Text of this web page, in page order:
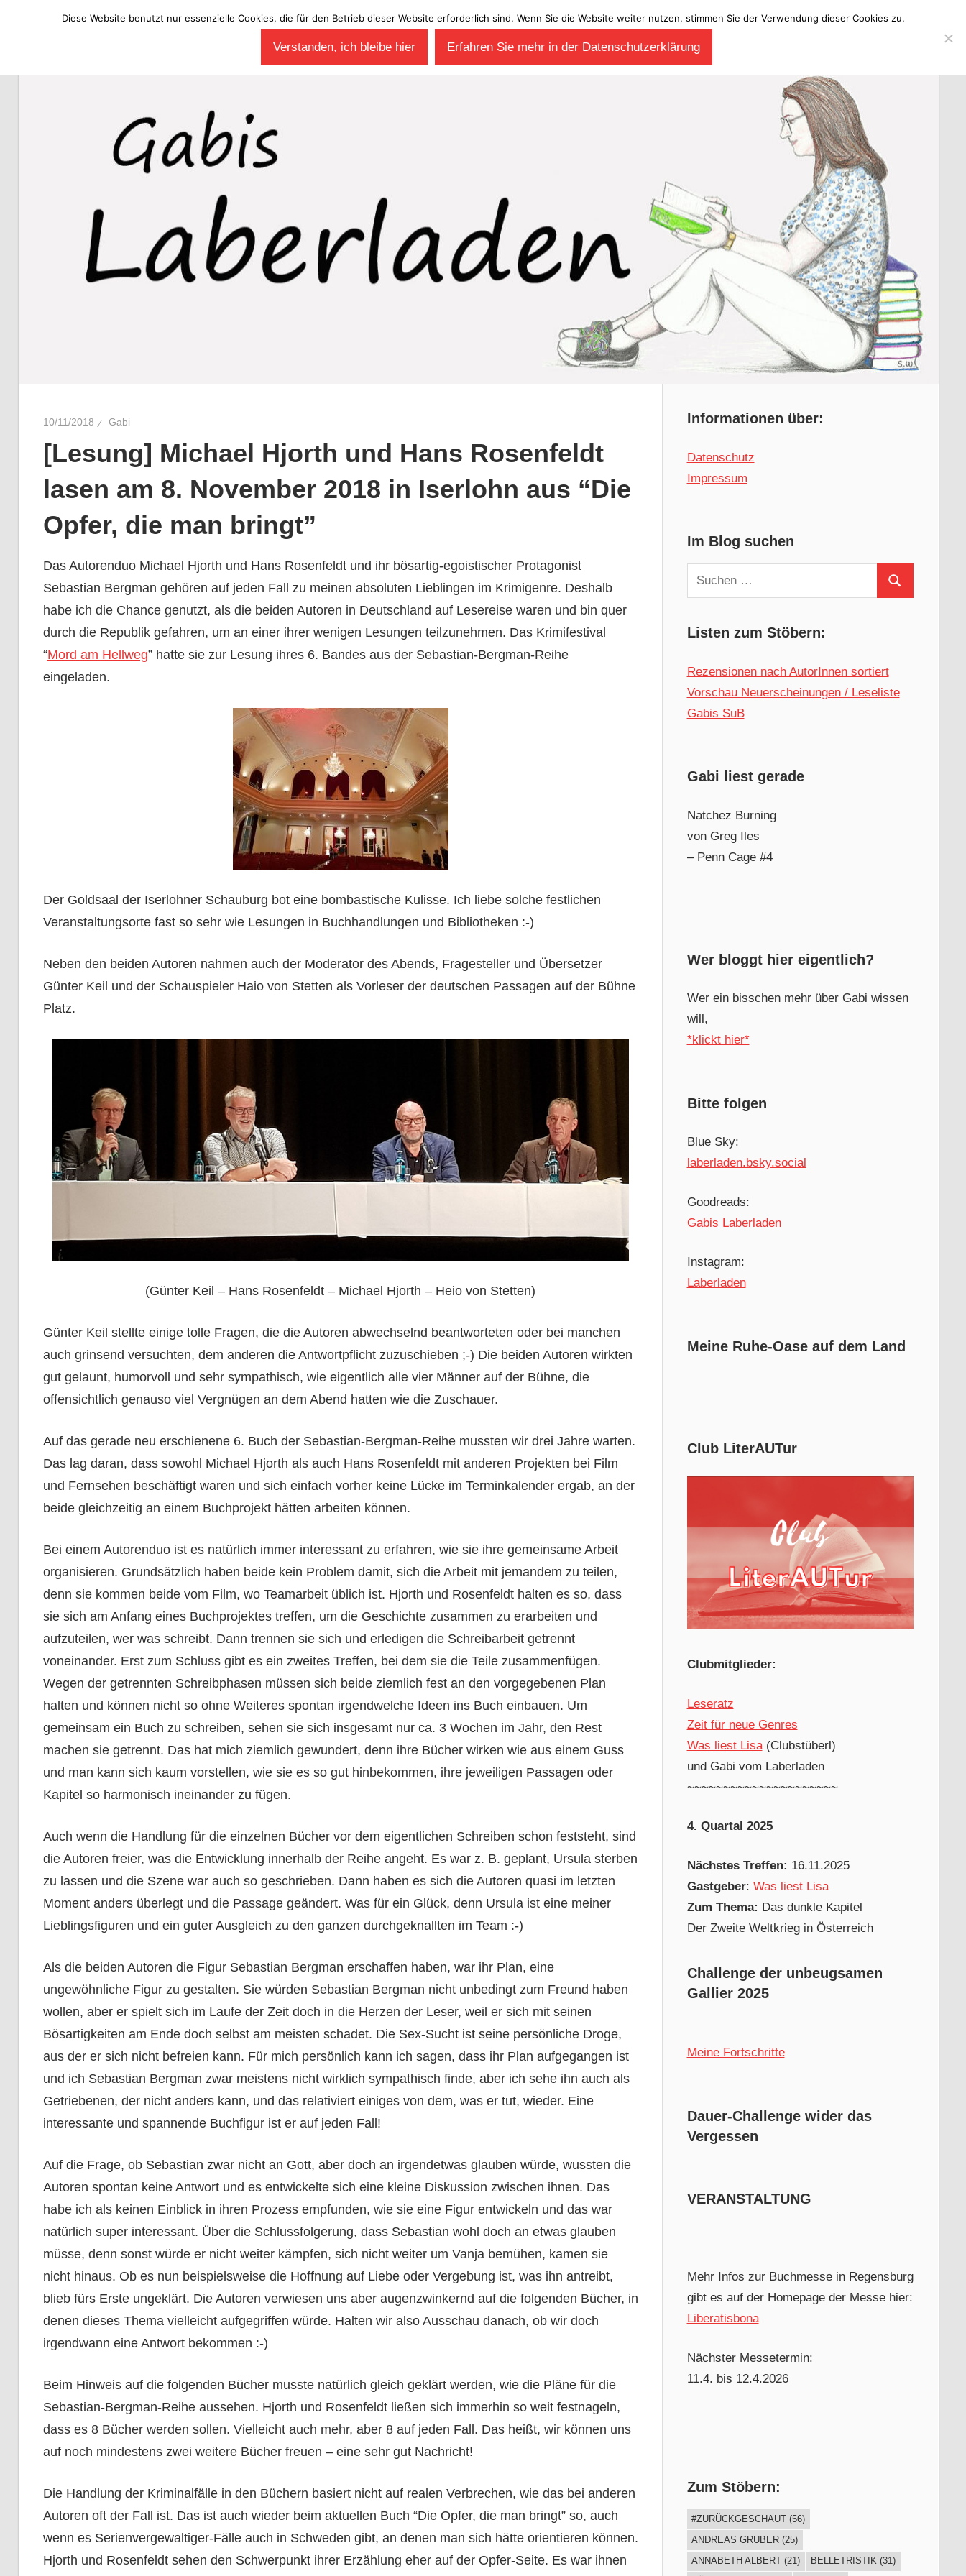
10/11/2018 Gabi
[Lesung] Michael Hjorth und Hans Rosenfeldt
lasen am 8. November 2018 in Iserlohn aus “Die
Opfer, die man bringt”
Das Autorenduo Michael Hjorth und Hans Rosenfeldt und ihr bösartig-egoistischer Protagonist
Sebastian Bergman gehören auf jeden Fall zu meinen absoluten Lieblingen im Krimigenre. Deshalb
habe ich die Chance genutzt, als die beiden Autoren in Deutschland auf Lesereise waren und bin quer
durch die Republik gefahren, um an einer ihrer wenigen Lesungen teilzunehmen. Das Krimifestival
“Mord am Hellweg” hatte sie zur Lesung ihres 6. Bandes aus der Sebastian-Bergman-Reihe
eingeladen.
Der Goldsaal der Iserlohner Schauburg bot eine bombastische Kulisse. Ich liebe solche festlichen
Veranstaltungsorte fast so sehr wie Lesungen in Buchhandlungen und Bibliotheken :-)
Neben den beiden Autoren nahmen auch der Moderator des Abends, Fragesteller und Übersetzer
Günter Keil und der Schauspieler Haio von Stetten als Vorleser der deutschen Passagen auf der Bühne
Platz.
(Günter Keil – Hans Rosenfeldt – Michael Hjorth – Heio von Stetten)
Günter Keil stellte einige tolle Fragen, die die Autoren abwechselnd beantworteten oder bei manchen
auch grinsend versuchten, dem anderen die Antwortpflicht zuzuschieben ;-) Die beiden Autoren wirkten
gut gelaunt, humorvoll und sehr sympathisch, wie eigentlich alle vier Männer auf der Bühne, die
offensichtlich genauso viel Vergnügen an dem Abend hatten wie die Zuschauer.
Auf das gerade neu erschienene 6. Buch der Sebastian-Bergman-Reihe mussten wir drei Jahre warten.
Das lag daran, dass sowohl Michael Hjorth als auch Hans Rosenfeldt mit anderen Projekten bei Film
und Fernsehen beschäftigt waren und sich einfach vorher keine Lücke im Terminkalender ergab, an der
beide gleichzeitig an einem Buchprojekt hätten arbeiten können.
Bei einem Autorenduo ist es natürlich immer interessant zu erfahren, wie sie ihre gemeinsame Arbeit
organisieren. Grundsätzlich haben beide kein Problem damit, sich die Arbeit mit jemandem zu teilen,
denn sie kommen beide vom Film, wo Teamarbeit üblich ist. Hjorth und Rosenfeldt halten es so, dass
sie sich am Anfang eines Buchprojektes treffen, um die Geschichte zusammen zu erarbeiten und
aufzuteilen, wer was schreibt. Dann trennen sie sich und erledigen die Schreibarbeit getrennt
voneinander. Erst zum Schluss gibt es ein zweites Treffen, bei dem sie die Teile zusammenfügen.
Wegen der getrennten Schreibphasen müssen sich beide ziemlich fest an den vorgegebenen Plan
halten und können nicht so ohne Weiteres spontan irgendwelche Ideen ins Buch einbauen. Um
gemeinsam ein Buch zu schreiben, sehen sie sich insgesamt nur ca. 3 Wochen im Jahr, den Rest
machen sie getrennt. Das hat mich ziemlich gewundert, denn ihre Bücher wirken wie aus einem Guss
und man kann sich kaum vorstellen, wie sie es so gut hinbekommen, ihre jeweiligen Passagen oder
Kapitel so harmonisch ineinander zu fügen.
Auch wenn die Handlung für die einzelnen Bücher vor dem eigentlichen Schreiben schon feststeht, sind
die Autoren freier, was die Entwicklung innerhalb der Reihe angeht. Es war z. B. geplant, Ursula sterben
zu lassen und die Szene war auch so geschrieben. Dann haben es sich die Autoren quasi im letzten
Moment anders überlegt und die Passage geändert. Was für ein Glück, denn Ursula ist eine meiner
Lieblingsfiguren und ein guter Ausgleich zu den ganzen durchgeknallten im Team :-)
Als die beiden Autoren die Figur Sebastian Bergman erschaffen haben, war ihr Plan, eine
ungewöhnliche Figur zu gestalten. Sie würden Sebastian Bergman nicht unbedingt zum Freund haben
wollen, aber er spielt sich im Laufe der Zeit doch in die Herzen der Leser, weil er sich mit seinen
Bösartigkeiten am Ende doch selbst am meisten schadet. Die Sex-Sucht ist seine persönliche Droge,
aus der er sich nicht befreien kann. Für mich persönlich kann ich sagen, dass ihr Plan aufgegangen ist
und ich Sebastian Bergman zwar meistens nicht wirklich sympathisch finde, aber ich sehe ihn auch als
Getriebenen, der nicht anders kann, und das relativiert einiges von dem, was er tut, wieder. Eine
interessante und spannende Buchfigur ist er auf jeden Fall!
Auf die Frage, ob Sebastian zwar nicht an Gott, aber doch an irgendetwas glauben würde, wussten die
Autoren spontan keine Antwort und es entwickelte sich eine kleine Diskussion zwischen ihnen. Das
habe ich als keinen Einblick in ihren Prozess empfunden, wie sie eine Figur entwickeln und das war
natürlich super interessant. Über die Schlussfolgerung, dass Sebastian wohl doch an etwas glauben
müsse, denn sonst würde er nicht weiter kämpfen, sich nicht weiter um Vanja bemühen, kamen sie
nicht hinaus. Ob es nun beispielsweise die Hoffnung auf Liebe oder Vergebung ist, was ihn antreibt,
blieb fürs Erste ungeklärt. Die Autoren verwiesen uns aber augenzwinkernd auf die folgenden Bücher, in
denen dieses Thema vielleicht aufgegriffen würde. Halten wir also Ausschau danach, ob wir doch
irgendwann eine Antwort bekommen :-)
Beim Hinweis auf die folgenden Bücher musste natürlich gleich geklärt werden, wie die Pläne für die
Sebastian-Bergman-Reihe aussehen. Hjorth und Rosenfeldt ließen sich immerhin so weit festnageln,
dass es 8 Bücher werden sollen. Vielleicht auch mehr, aber 8 auf jeden Fall. Das heißt, wir können uns
auf noch mindestens zwei weitere Bücher freuen – eine sehr gut Nachricht!
Die Handlung der Kriminalfälle in den Büchern basiert nicht auf realen Verbrechen, wie das bei anderen
Autoren oft der Fall ist. Das ist auch wieder beim aktuellen Buch “Die Opfer, die man bringt” so, auch
wenn es Serienvergewaltiger-Fälle auch in Schweden gibt, an denen man sich hätte orientieren können.
Hjorth und Rosenfeldt sehen den Schwerpunkt ihrer Erzählung eher auf der Opfer-Seite. Es war ihnen
Informationen über:
Datenschutz
Impressum
Im Blog suchen
Suchen
nach:
Suchen
Listen zum Stöbern:
Rezensionen nach AutorInnen sortiert
Vorschau Neuerscheinungen / Leseliste
Gabis SuB
Gabi liest gerade
Natchez Burning
von Greg Iles
– Penn Cage #4
Wer bloggt hier eigentlich?
Wer ein bisschen mehr über Gabi wissen
will,
*klickt hier*
Bitte folgen
Blue Sky:
laberladen.bsky.social
Goodreads:
Gabis Laberladen
Instagram:
Laberladen
Meine Ruhe-Oase auf dem Land
Club LiterAUTur
Clubmitglieder:
Leseratz
Zeit für neue Genres
Was liest Lisa(Clubstüberl)
und Gabi vom Laberladen
~~~~~~~~~~~~~~~~~~~~~
4. Quartal 2025
Nächstes Treffen: 16.11.2025
Gastgeber: Was liest Lisa
Zum Thema: Das dunkle Kapitel
Der Zweite Weltkrieg in Österreich
Challenge der unbeugsamen
Gallier 2025
Meine Fortschritte
Dauer-Challenge wider das
Vergessen
VERANSTALTUNG
Mehr Infos zur Buchmesse in Regensburg
gibt es auf der Homepage der Messe hier:
Liberatisbona
Nächster Messetermin:
11.4. bis 12.4.2026
Zum Stöbern:
#ZURÜCKGESCHAUT (56)
ANDREAS GRUBER (25)
ANNABETH ALBERT (21) BELLETRISTIK (31)
Diese Website benutzt nur essenzielle Cookies, die für den Betrieb dieser Website erforderlich sind. Wenn Sie die Website weiter nutzen, stimmen Sie der Verwendung dieser Cookies zu.
Verstanden, ich bleibe hier Erfahren Sie mehr in der Datenschutzerklärung